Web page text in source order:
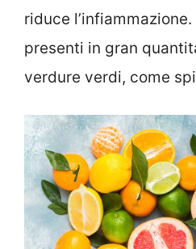
riduce
presenti in gran
verdure verdi, come